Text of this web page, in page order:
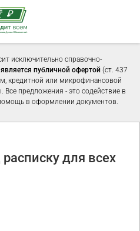
исключительно справочно-
публичной офертой (ст. 437
кредитной или микрофинансовой
Все предложения - это содействие в
в оформлении документов.
для всех